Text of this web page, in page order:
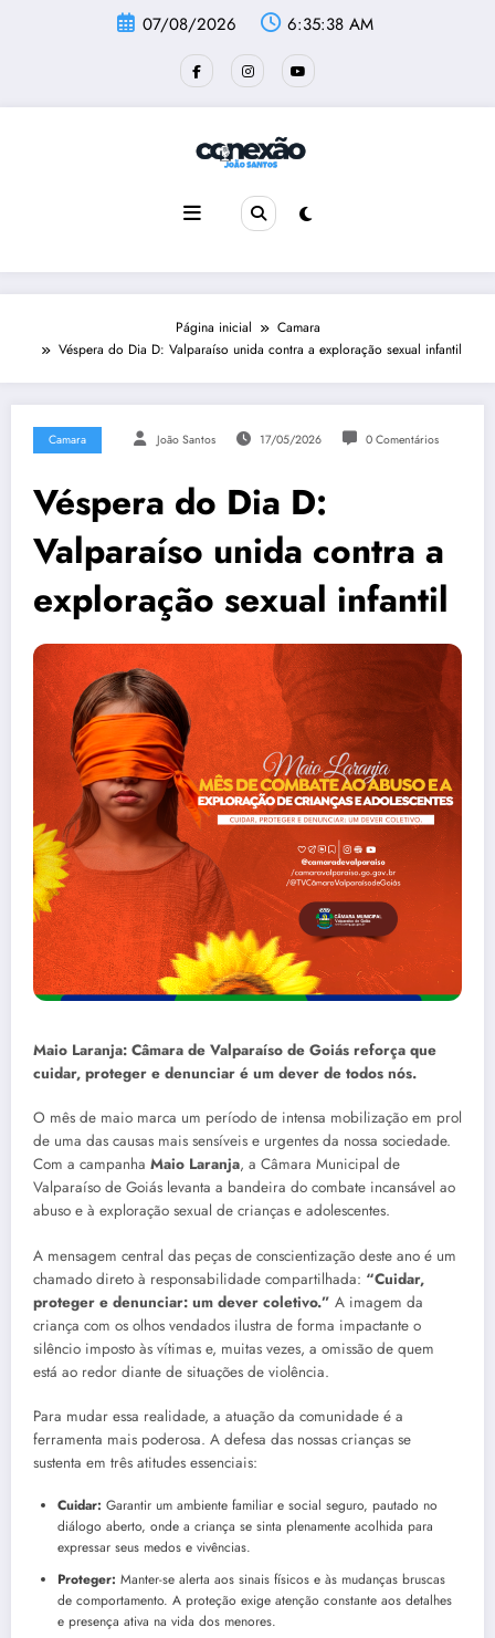
07/08/2026 6:35:39 AM
Página inicial
Camara
Véspera do Dia D: Valparaíso unida contra a exploração sexual infantil
Camara João Santos 17/05/2026 0 Comentários
Véspera do Dia D:
Valparaíso unida contra a
exploração sexual infantil
Maio Laranja: Câmara de Valparaíso de Goiás reforça que
cuidar, proteger e denunciar é um dever de todos nós.
O mês de maio marca um período de intensa mobilização em prol
de uma das causas mais sensíveis e urgentes da nossa sociedade.
Com a campanha Maio Laranja, a Câmara Municipal de
Valparaíso de Goiás levanta a bandeira do combate incansável ao
abuso e à exploração sexual de crianças e adolescentes.
A mensagem central das peças de conscientização deste ano é um
chamado direto à responsabilidade compartilhada: “Cuidar,
proteger e denunciar: um dever coletivo.” A imagem da
criança com os olhos vendados ilustra de forma impactante o
silêncio imposto às vítimas e, muitas vezes, a omissão de quem
está ao redor diante de situações de violência.
Para mudar essa realidade, a atuação da comunidade é a
ferramenta mais poderosa. A defesa das nossas crianças se
sustenta em três atitudes essenciais:
Cuidar: Garantir um ambiente familiar e social seguro, pautado no
diálogo aberto, onde a criança se sinta plenamente acolhida para
expressar seus medos e vivências.
Proteger: Manter-se alerta aos sinais físicos e às mudanças bruscas
de comportamento. A proteção exige atenção constante aos detalhes
e presença ativa na vida dos menores.